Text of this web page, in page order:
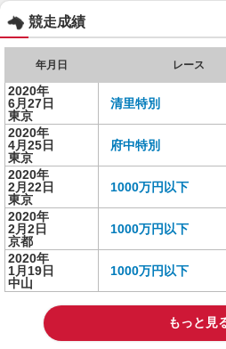
競走成績
年月日 レース
2020年
6月27日
東京
清里特別
2020年
4月25日
東京
府中特別
2020年
2月22日
東京
1000万円以下
2020年
2月2日
京都
1000万円以下
2020年
1月19日
中山
1000万円以下
もっと見